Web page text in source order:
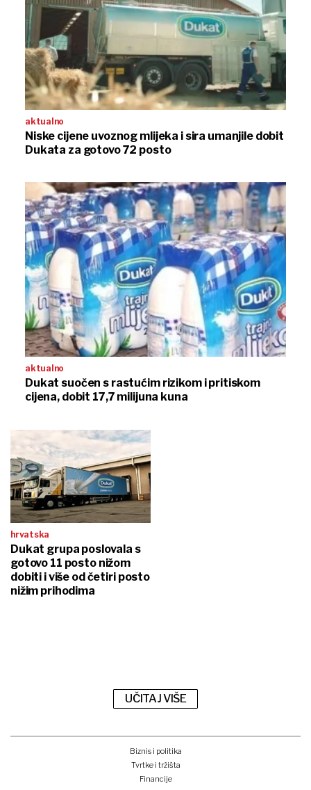
aktualno
Niske cijene uvoznog mlijeka i sira umanjile dobit
Dukata za gotovo 72 posto
aktualno
Dukat suočen s rastućim rizikom i pritiskom
cijena, dobit 17,7 milijuna kuna
hrvatska
Dukat grupa poslovala s
gotovo 11 posto nižom
dobiti i više od četiri posto
nižim prihodima
UČITAJ VIŠE
Biznis i politika
Tvrtke i tržišta
Financije